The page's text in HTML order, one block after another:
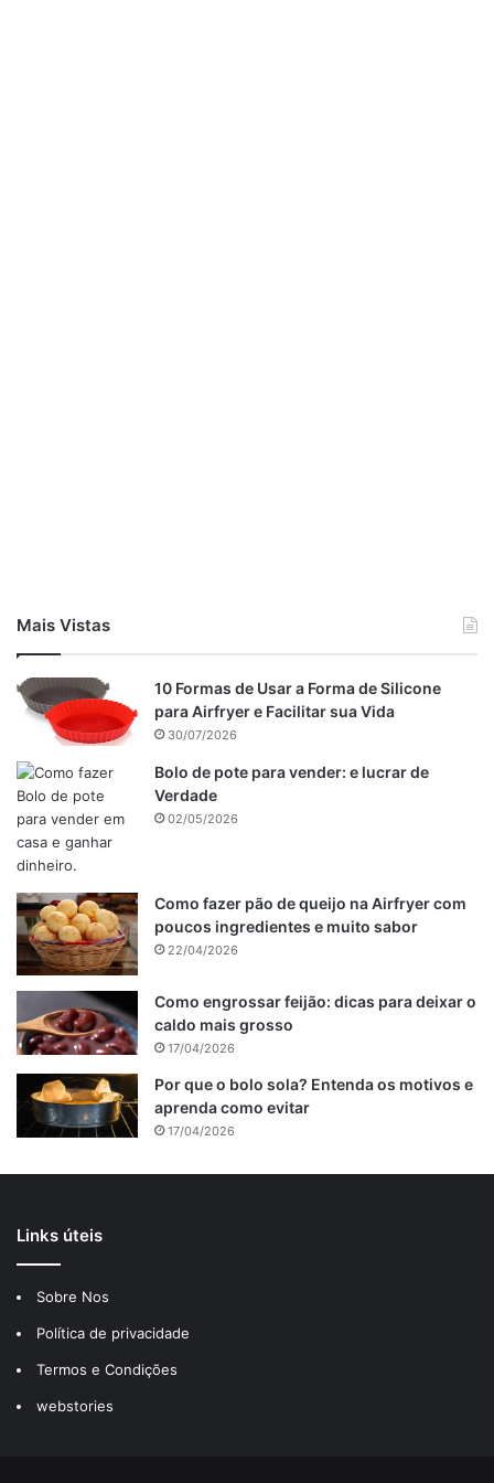
8 colheres de sopa de leite
2 colheres de sopa de óleo de canola
6 colheres de sopa de açúcar
8 colheres de sopa de farinha de trigo
4 colheres de sopa de cacau em pó
Meia colher de sopa de fermento químico.
Como fazer o bolo de caneca.
de leite, 2 colheres de sopa de óleo de canola e misture.
colheres de sopa de farinha de trigo, 4 colheres de sopa
de cacau em pó e misture.
Tabela de conteúdos
Mais Vistas
10 Formas de Usar a Forma de Silicone
para Airfryer e Facilitar sua Vida
30/07/2026
Bolo de pote para vender: e lucrar de
Verdade
02/05/2026
Como fazer pão de queijo na Airfryer com
poucos ingredientes e muito sabor
22/04/2026
Como engrossar feijão: dicas para deixar o
caldo mais grosso
17/04/2026
Por que o bolo sola? Entenda os motivos e
aprenda como evitar
17/04/2026
Links úteis
Sobre Nos
Política de privacidade
Termos e Condições
webstories